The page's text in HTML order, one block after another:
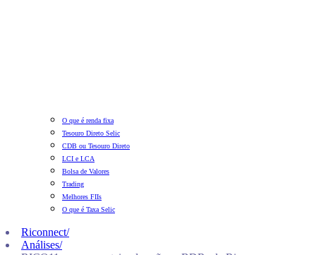
O que é renda fixa
Tesouro Direto Selic
CDB ou Tesouro Direto
LCI e LCA
Bolsa de Valores
Trading
Melhores FIIs
O que é Taxa Selic
Riconnect/
Análises/